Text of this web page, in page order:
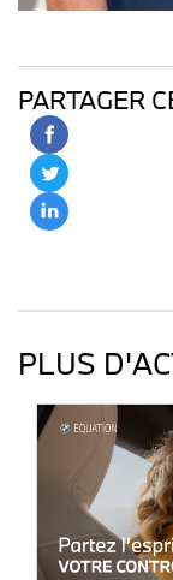
PARTAGER
PLUS